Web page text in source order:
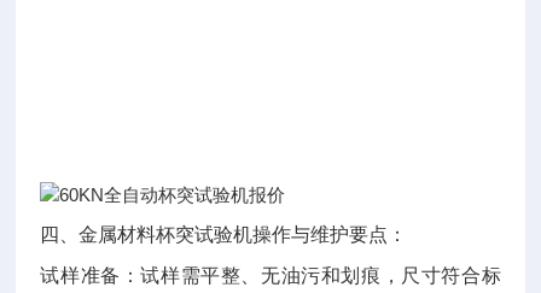
四、金属材料杯突试验机操作与维护要点：
试样准备：试样需平整、无油污和划痕，尺寸符合标